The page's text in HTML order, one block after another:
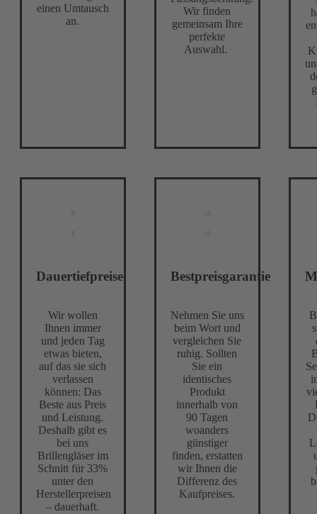
einen Umtausch
an.
Wir finden
gemeinsam Ihre
perfekte
Auswahl.
Dauertiefpreise
Wir wollen
Ihnen immer
und jeden Tag
etwas bieten,
auf das sie sich
verlassen
können: Das
Beste aus Preis
und Leistung.
Deshalb gibt es
bei uns
Brillengläser im
Schnitt für 33%
unter den
Herstellerpreisen
– dauerhaft.
Bestpreisgarantie
Nehmen Sie uns
beim Wort und
vergleichen Sie
ruhig. Sollten
Sie ein
identisches
Produkt
innerhalb von
90 Tagen
woanders
günstiger
finden, erstatten
wir Ihnen die
Differenz des
Kaufpreises.